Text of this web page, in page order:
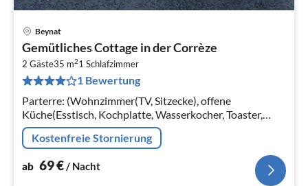
Beynat
Gemütliches Cottage in der Corrèze
2 Gäste35 m21 Schlafzimmer
1 Bewertung
Parterre: (Wohnzimmer(TV, Sitzecke), offene
Küche(Esstisch, Kochplatte, Wasserkocher, Toaster,
Dunstabzugshaube, Kaffeemaschine, Mikrowelle,
Spülmaschine, Kühl-/Gefrierkombination,...
Kostenfreie Stornierung
ab 69€/ Nacht